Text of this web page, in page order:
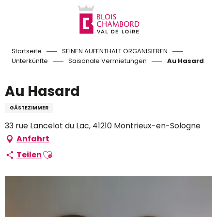
Startseite
SEINEN AUFENTHALT ORGANISIEREN
Unterkünfte
Saisonale Vermietungen Au Hasard
Au Hasard
GÄSTEZIMMER
33 rue Lancelot du Lac, 41210 Montrieux-en-Sologne
Anfahrt
TeilenAjouter aux favoris